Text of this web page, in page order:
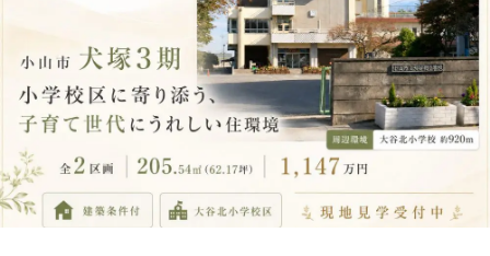
お問い合わ
せ
0120-37-
1806